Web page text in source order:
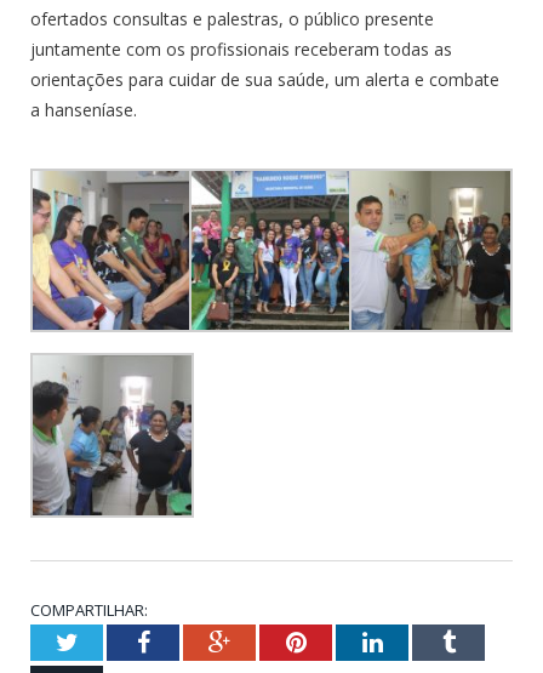
ofertados consultas e palestras, o público presente
juntamente com os profissionais receberam todas as
orientações para cuidar de sua saúde, um alerta e combate
a hanseníase.
COMPARTILHAR:
TwitterFacebookGoogle+PinterestLinkedInTumblr